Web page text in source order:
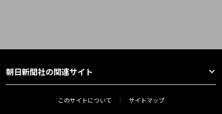
朝日新聞社の関連サイト
このサイトについて サイトマップ